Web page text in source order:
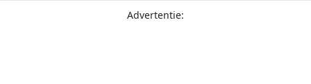
Advertentie: